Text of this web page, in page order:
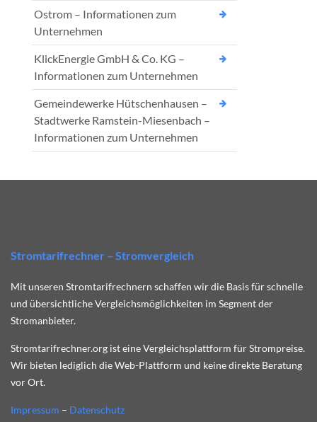
Ostrom – Informationen zum
Unternehmen
KlickEnergie GmbH & Co. KG –
Informationen zum Unternehmen
Gemeindewerke Hütschenhausen –
Stadtwerke Ramstein-Miesenbach –
Informationen zum Unternehmen
Stromtarifrechner – Stromvergleich
Mit unseren Stromtarifrechnern schaffen wir die Basis für schnelle
und übersichtliche Vergleichsmöglichkeiten im Segment der
Stromanbieter.
Stromtarifrechner.org ist eine Vergleichsplattform für Strompreise.
Wir bieten lediglich die Web-Plattform und keine direkte Beratung
vor Ort.
Impressum – Datenschutz